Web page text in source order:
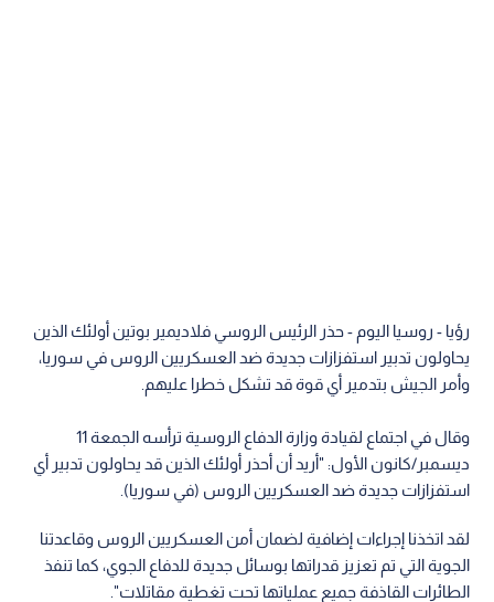
رؤيا - روسيا اليوم - حذر الرئيس الروسي فلاديمير بوتين أولئك الذين
يحاولون تدبير استفزازات جديدة ضد العسكريين الروس في سوريا،
وأمر الجيش بتدمير أي قوة قد تشكل خطرا عليهم.
وقال في اجتماع لقيادة وزارة الدفاع الروسية ترأسه الجمعة 11
ديسمبر/كانون الأول: "أريد أن أحذر أولئك الذين قد يحاولون تدبير أي
استفزازات جديدة ضد العسكريين الروس (في سوريا).
لقد اتخذنا إجراءات إضافية لضمان أمن العسكريين الروس وقاعدتنا
الجوية التي تم تعزيز قدراتها بوسائل جديدة للدفاع الجوي، كما تنفذ
الطائرات القاذفة جميع عملياتها تحت تغطية مقاتلات".